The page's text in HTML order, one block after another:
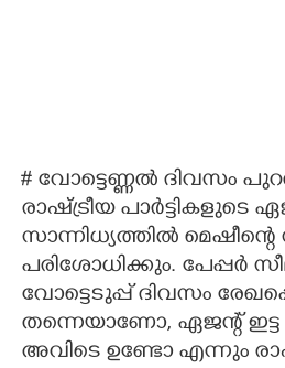
# വോട്ടെണ്ണൽ ദിവസം
രാഷ്ട്രീയ പാർട്ടികളുടെ
സാന്നിധ്യത്തിൽ
പരിശോധിക്കും. പേപ്പർ
വോട്ടെടുപ്പ് ദിവസം
തന്നെയാണോ, ഏജന്റ് ഇട്ട
അവിടെ ഉണ്ടോ എന്നും